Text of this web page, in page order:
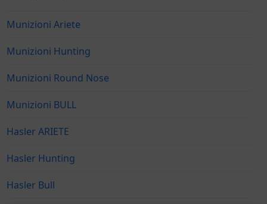
Munizioni Ariete
Munizioni Hunting
Munizioni Round Nose
Munizioni BULL
Hasler ARIETE
Hasler Hunting
Hasler Bull